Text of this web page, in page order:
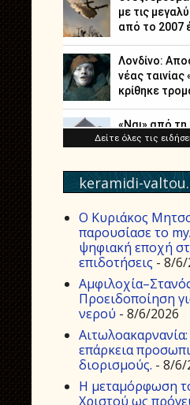
keramidi-
Ο Κυριάκος
παρουσίασε το
ψηφιακή εποχή
επιδοτήσεις - 8/6/
Προειδοποίηση
νερού - 8/6/2026
επάρκεια
διορισμούς. - 8/6/
Η μεταμόρφωση
Χριστού ως